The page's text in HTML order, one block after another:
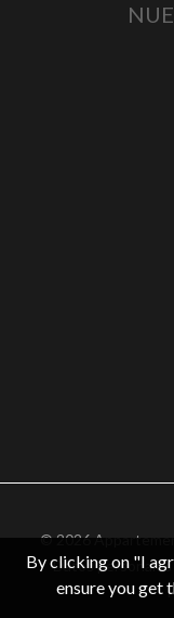
© 2026
Datos personales
By clicking on "I
ensure you get